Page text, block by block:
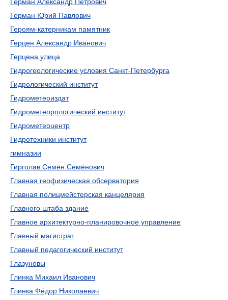
Герман Юрий Павлович
Героям-катерникам памятник
Герцен Александр Иванович
Герцена улица
Гидрогеологические условия Санкт-Петербурга
Гидрологический институт
Гидрометеоиздат
Гидрометеорологический институт
Гидрометеоцентр
Гидротехники институт
гимназии
Гирголав Семён Семёнович
Главная геофизическая обсерватория
Главная полицмейстерская канцелярия
Главного штаба здание
Главное архитектурно-планировочное управление
Главный магистрат
Главный педагогический институт
Глазуновы
Глинка Михаил Иванович
Глинка Фёдор Николаевич